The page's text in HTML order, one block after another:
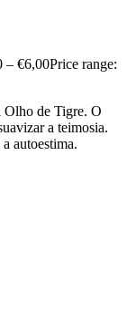
– €6,00Price range:
Olho de Tigre. O
a teimosia.
autoestima.